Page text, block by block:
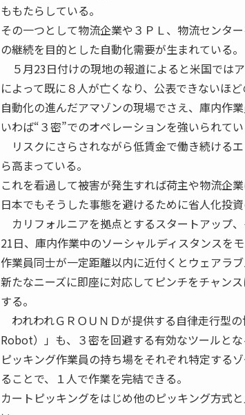
ももたらしている。
その一つとして物流企業や３ＰＬ、物流センタ
の継続を目的とした自動化需要が生まれている。
５月23日付けの現地の報道によると米国では
によって既に８人が亡くなり、公表できないほど
自動化の進んだアマゾンの現場でさえ、庫内作
いわば“３密”でのオペレーションを強いられてい
リスクにさらされながら低賃金で働き続ける
ら高まっている。
これを看過して被害が発生すれば荷主や物流企
日本でもそうした事態を避けるために省人化投
カリフォルニアを拠点とするスタートアップ
21日、庫内作業中のソーシャルディスタンスを
作業員同士が一定距離以内に近付くとウェアラブ
新たなニーズに即座に対応してピンチをチャン
する。
われわれＧＲＯＵＮＤが提供する自律走行型
Robot）」も、３密を回避する有効なツールとな
ピッキング作業員の持ち場をそれぞれ特定する
ることで、１人で作業を完結できる。
カートピッキングをはじめ他のピッキング方式